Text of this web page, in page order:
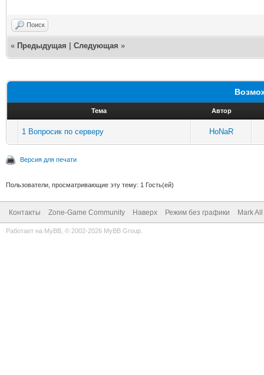
Поиск
« Предыдущая Следующая »
Тема Автор
1 Вопросик по серверу HoNaR
Версия для печати
Пользователи, просматривающие эту тему: 1 Гость(ей)
Контакты Zone-Game Community Наверх Режим без графики Mark
Работает на MyBB , © 2002-2026 MyBB Group